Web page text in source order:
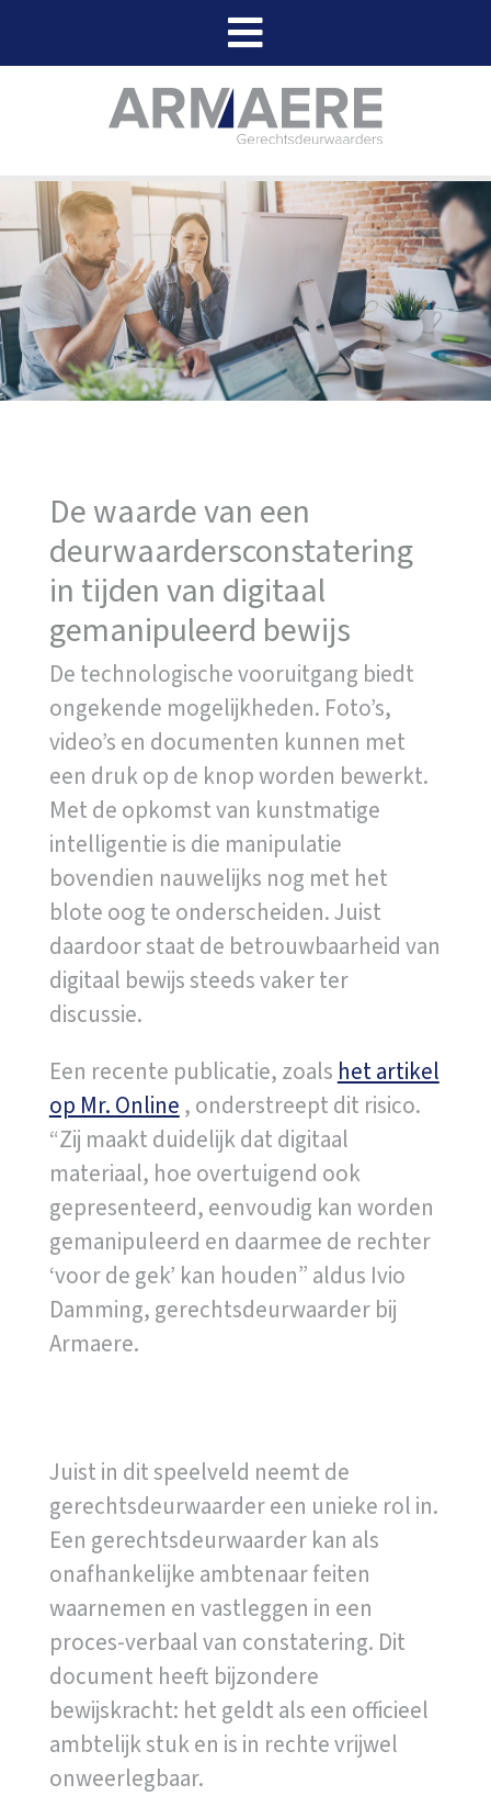
De waarde van een
deurwaardersconstatering
in tijden van digitaal
gemanipuleerd bewijs
De technologische vooruitgang biedt
ongekende mogelijkheden. Foto’s,
video’s en documenten kunnen met
een druk op de knop worden bewerkt.
Met de opkomst van kunstmatige
intelligentie is die manipulatie
bovendien nauwelijks nog met het
blote oog te onderscheiden. Juist
daardoor staat de betrouwbaarheid van
digitaal bewijs steeds vaker ter
discussie.
Een recente publicatie, zoals het artikel
op Mr. Online , onderstreept dit risico.
“Zij maakt duidelijk dat digitaal
materiaal, hoe overtuigend ook
gepresenteerd, eenvoudig kan worden
gemanipuleerd en daarmee de rechter
‘voor de gek’ kan houden” aldus Ivio
Damming, gerechtsdeurwaarder bij
Armaere.
Juist in dit speelveld neemt de
gerechtsdeurwaarder een unieke rol in.
Een gerechtsdeurwaarder kan als
onafhankelijke ambtenaar feiten
waarnemen en vastleggen in een
proces-verbaal van constatering. Dit
document heeft bijzondere
bewijskracht: het geldt als een officieel
ambtelijk stuk en is in rechte vrijwel
onweerlegbaar.